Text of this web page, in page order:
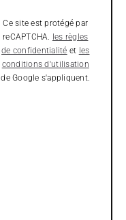
Ce site est protégé par
reCAPTCHA. les règles
de confidentialité et les
conditions d'utilisation
de Google s'appliquent.